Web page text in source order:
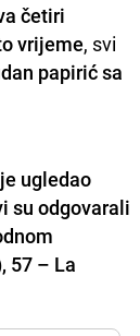
četiri
vrijeme, svi
papirić sa
ugledao
su odgovarali
57 – La